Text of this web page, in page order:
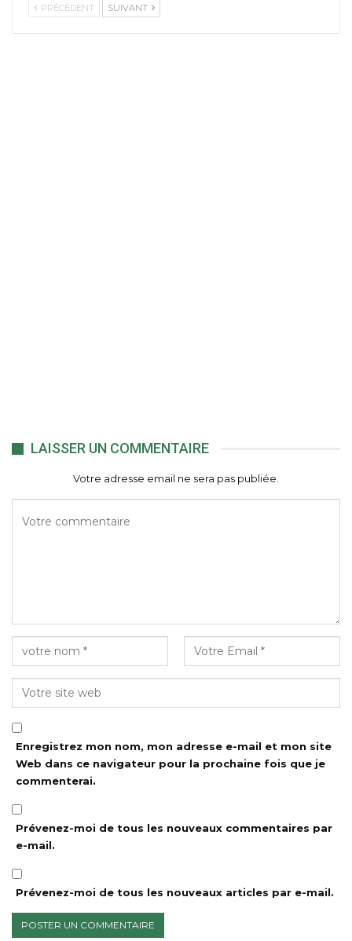
PRÉCÉDENT SUIVANT
LAISSER UN COMMENTAIRE
Votre adresse email ne sera pas publiée.
Enregistrez mon nom, mon adresse e-mail et mon site
Web dans ce navigateur pour la prochaine fois que je
commenterai.
Prévenez-moi de tous les nouveaux commentaires par
e-mail.
Prévenez-moi de tous les nouveaux articles par e-mail.